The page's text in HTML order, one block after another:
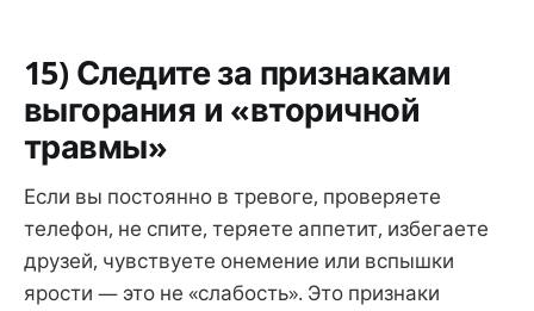
15) Следите за признаками
выгорания и «вторичной
травмы»
Если вы постоянно в тревоге, проверяете
телефон, не спите, теряете аппетит, избегаете
друзей, чувствуете онемение или вспышки
ярости — это не «слабость». Это признаки